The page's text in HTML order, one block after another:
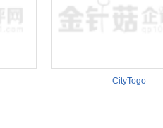
CityTogo